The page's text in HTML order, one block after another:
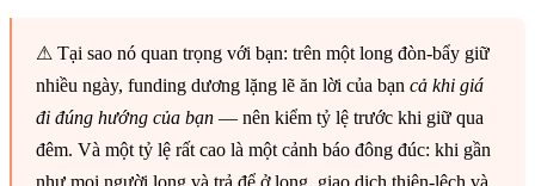
⚠ Tại sao nó quan trọng với bạn: trên một long đòn-bẩy giữ
nhiều ngày, funding dương lặng lẽ ăn lời của bạn cả khi giá
đi đúng hướng của bạn — nên kiểm tỷ lệ trước khi giữ qua
đêm. Và một tỷ lệ rất cao là một cảnh báo đông đúc: khi gần